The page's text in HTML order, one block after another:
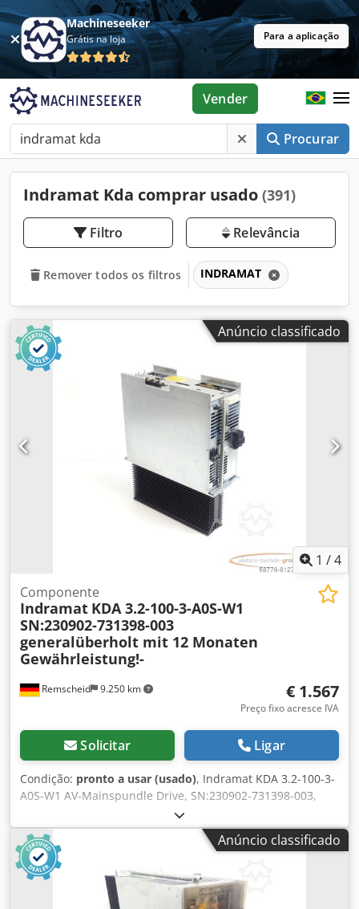
Machineseeker
Grátis na loja Para a aplicação
Procurar
Vender
Indramat Kda comprar usado (391)
Filtro Relevância
Remover todos os filtros INDRAMAT
Anúncio classificado
1 /4
Remscheid 9.250 km
Componente
Indramat KDA 3.2-100-3-A0S-W1
SN:230902-731398-003
generalüberholt mit 12 Monaten
Gewährleistung!-
€ 1.567
Preço fixo acresce IVA
Solicitar Ligar
Condição: pronto a usar (usado), Indramat KDA 3.2-100-3-
A0S-W1 AV-Mainspundle Drive, SN:230902-731398-003,
revisado e testado profissionalmente com garantia de 12
meses, 100% funcional, escopo de entrega conforme fotos
Dkodpfxoi Ebg Ij Amgsr
Anúncio classificado